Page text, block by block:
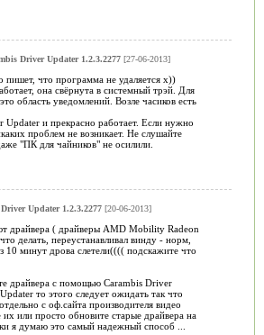
Driver Updater 1.2.3.2277[27-06-2013]
пишет, что программа не удаляется x))
она свёрнута в системный трэй. Для
область уведомлений. Возле часиков есть
Updater и прекрасно работает. Если нужно
проблем не возникает. Не слушайте
"ПК для чайников" не осилили.
Updater 1.2.3.2277[20-06-2013]
драйвера ( драйверы AMD Mobility Radeon
делать, переустанавливал винду - норм,
10 минут дрова слетели(((( подскажите что
драйвера с помощью Carambis Driver
то этого следует ожидать так что
с оф.сайта производителя видео
их или просто обновите старые драйвера на
я думаю это самый надежный способ ...